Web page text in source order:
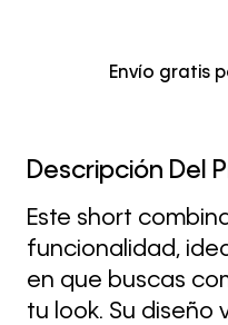
Envío gratis
Descripción Del
Este short
funcionalidad,
en que buscas
tu look. Su diseño